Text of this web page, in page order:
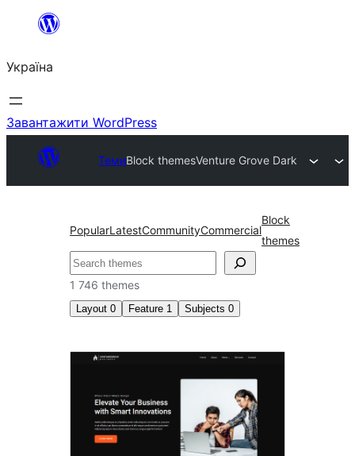
Перейти
вмісту
Україна
Завантажити WordPress
ТемиBlock themesVenture Grove Dark
PopularLatestCommunityCommercial
Block
themes
Пошук
1 746 themes
Layout 0 Feature 1 Subjects 0
Block